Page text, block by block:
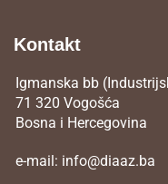
Kontakt
Igmanska bb
71 320 Vogošća
Bosna i Hercegovina
e-mail: info@diaaz.ba